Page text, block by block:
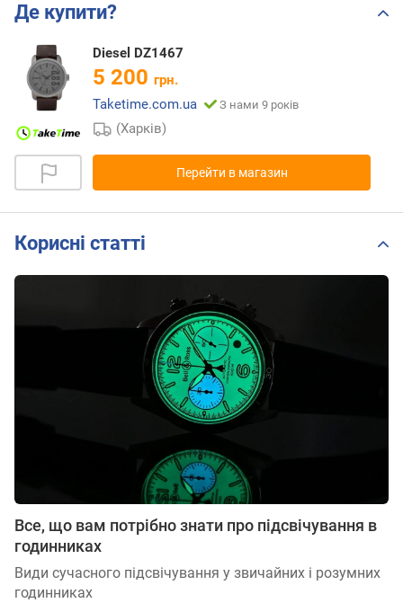
Де купити?
Diesel DZ1467
5 200 грн.
Taketime.com.ua
З нами 9 років
(Харків)
Перейти в магазин
Корисні статті
Все, що вам потрібно знати про підсвічування в
годинниках
Види сучасного підсвічування у звичайних і розумних
годинниках